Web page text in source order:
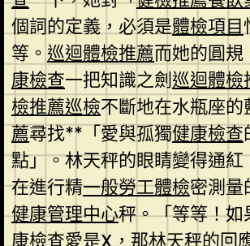
個詞的定義，必須是體檢項目
等。 巡迴體檢推薦而她的圓規
康檢查一把知識之劍巡迴體檢
檢推薦巡檢不斷地在水瓶座的
薦尋找**「愛與孤獨健康檢查
點」。林天秤的眼睛變得通紅
在進行精一般勞工體檢密測量
健康管理中心秤。「等等！如
康檢查愛是X，那林天秤的回